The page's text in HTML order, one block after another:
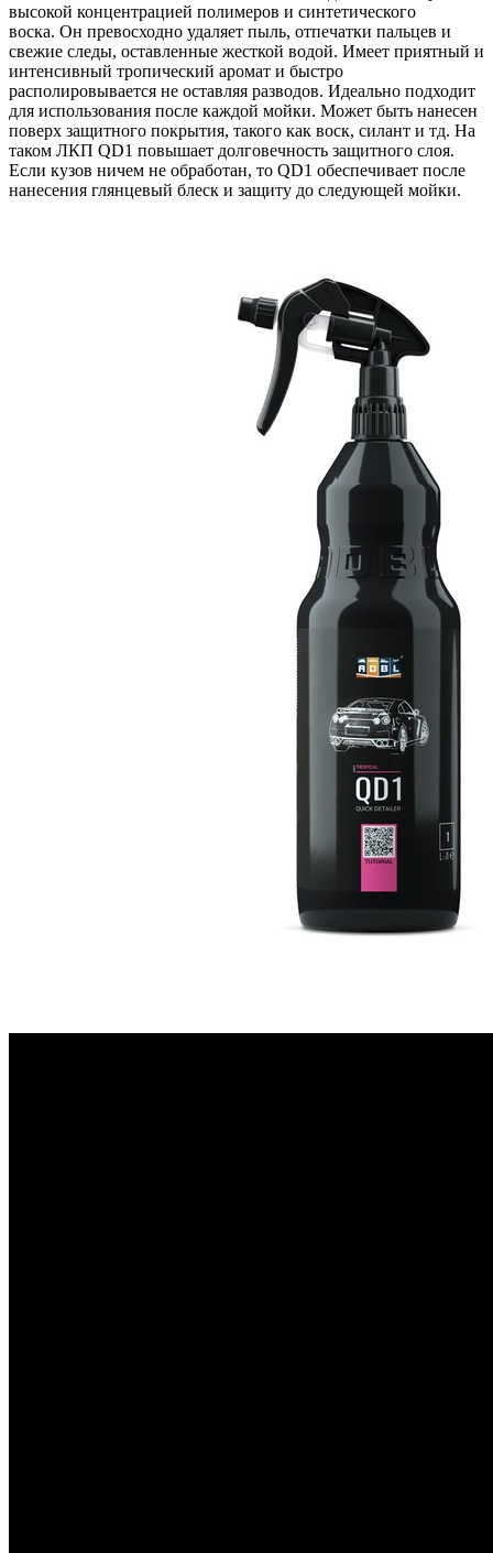
высокой концентрацией полимеров и синтетического
воска. Он превосходно удаляет пыль, отпечатки пальцев и
свежие следы, оставленные жесткой водой. Имеет приятный и
интенсивный тропический аромат и быстро
располировывается не оставляя разводов. Идеально подходит
для использования после каждой мойки. Может быть нанесен
поверх защитного покрытия, такого как воск, силант и тд. На
таком ЛКП QD1 повышает долговечность защитного слоя.
Если кузов ничем не обработан, то QD1 обеспечивает после
нанесения глянцевый блеск и защиту до следующей мойки.